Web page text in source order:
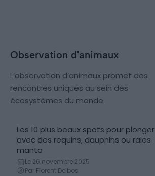
Observation d'animaux
L’observation d’animaux promet des
rencontres uniques au sein des
écosystèmes du monde.
Les 10 plus beaux spots pour plonger
avec des requins, dauphins ou raies
manta
Le 26 novembre 2025
Par Florent Delbos